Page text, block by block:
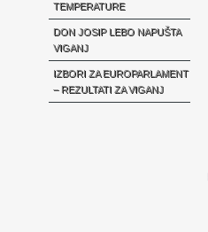
TEMPERATURE
DON JOSIP LEBO NAPUŠTA
VIGANJ
IZBORI ZA EUROPARLAMENT
– REZULTATI ZA VIGANJ